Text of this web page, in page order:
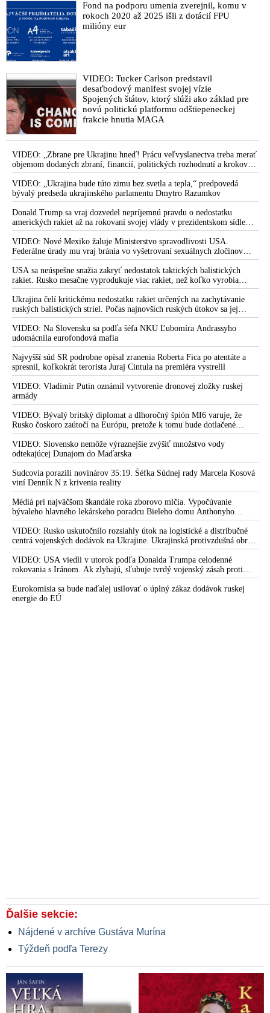
Fond na podporu umenia zverejnil, komu v
rokoch 2020 až 2025 išli z dotácií FPU
milióny eur
VIDEO: Tucker Carlson predstavil
desaťbodový manifest svojej vízie
Spojených štátov, ktorý slúži ako základ pre
novú politickú platformu odštiepeneckej
frakcie hnutia MAGA
VIDEO: „Zbrane pre Ukrajinu hneď! Prácu veľvyslanectva treba merať
objemom dodaných zbraní, financií, politických rozhodnutí a krokov
tlaku na nepriateľa,“ povedal Volodymyr Zelenskyj zhromaždeným
ukrajinským diplomatom v Kyjeve. Donald Trump mu potom odkázal,
že USA Ukrajine nedodajú protiraketové systémy Patriot
VIDEO: „Ukrajina bude túto zimu bez svetla a tepla,“ predpovedá
bývalý predseda ukrajinského parlamentu Dmytro Razumkov
Donald Trump sa vraj dozvedel nepríjemnú pravdu o nedostatku
amerických rakiet až na rokovaní svojej vlády v prezidentskom sídle
Camp David v Marylande, a preto musel odložiť plánované útoky na
Irán. Prezident USA sa pre to údajne pohádal so šéfom Pentagónu, lebo
bol presvedčený o opaku
VIDEO: Nové Mexiko žaluje Ministerstvo spravodlivosti USA.
Federálne úrady mu vraj bránia vo vyšetrovaní sexuálnych zločinov
organizátora pedofilnej siete Jeffreyho Epsteina. Ten mal nariadiť, aby
dve dievčatá zo zahraničia, ktoré boli uškrtené počas drsného
fetišistického sexu, pochovali v blízkosti jeho ranča v tomto americkom
štáte
USA sa neúspešne snažia zakryť nedostatok taktických balistických
rakiet. Rusko mesačne vyprodukuje viac rakiet, než koľko vyrobia
všetci producenti systémov Patriot dohromady
Ukrajina čelí kritickému nedostatku rakiet určených na zachytávanie
ruských balistických striel. Počas najnovších ruských útokov sa jej
nepodarilo zostreliť ani jednu. Volodymyr Zelenskyj sa v zúfalstve snaží
prostredníctvom NATO zabezpečiť ich dodávky
VIDEO: Na Slovensku sa podľa šéfa NKÚ Ľubomíra Andrassyho
udomácnila eurofondová mafia
Najvyšší súd SR podrobne opísal zranenia Roberta Fica po atentáte a
spresnil, koľkokrát terorista Juraj Cintula na premiéra vystrelil
VIDEO: Vladimir Putin oznámil vytvorenie dronovej zložky ruskej
armády
VIDEO: Bývalý britský diplomat a dlhoročný špión MI6 varuje, že
Rusko čoskoro zaútočí na Európu, pretože k tomu bude dotlačené
rovnako, ako bolo dotlačené k invázii na Ukrajinu v roku 2022.
Zelenskyj medzitým v Kyjeve naliehal na zhromaždených diplomatov,
aby vo svete zháňali energie pre Ukrajinu na zimu. Putin vraj bude
mobilizovať a vojna sa do zimy pravdepodobne neskončí
VIDEO: Slovensko nemôže výraznejšie zvýšiť množstvo vody
odtekajúcej Dunajom do Maďarska
Sudcovia porazili novinárov 35:19. Šéfka Súdnej rady Marcela Kosová
viní Denník N z krivenia reality
Médiá pri najväčšom škandále roka zborovo mlčia. Vypočúvanie
bývaleho hlavného lekárskeho poradcu Bieleho domu Anthonyho
Fauciho pred výborom amerického Senátu väčšina médií ignorovala
VIDEO: Rusko uskutočnilo rozsiahly útok na logistické a distribučné
centrá vojenských dodávok na Ukrajine. Ukrajinská protivzdušná obrana
nedokázala počas ničivého nočného útoku na Kyjev a jeho okolie
zachytiť ani jednu ruskú raketu
VIDEO: USA viedli v utorok podľa Donalda Trumpa celodenné
rokovania s Iránom. Ak zlyhajú, sľubuje tvrdý vojenský zásah proti
Teheránu
Eurokomisia sa bude naďalej usilovať o úplný zákaz dodávok ruskej
energie do EÚ
Ďalšie sekcie:
Nájdené v archíve Gustáva Murína
Týždeň podľa Terezy